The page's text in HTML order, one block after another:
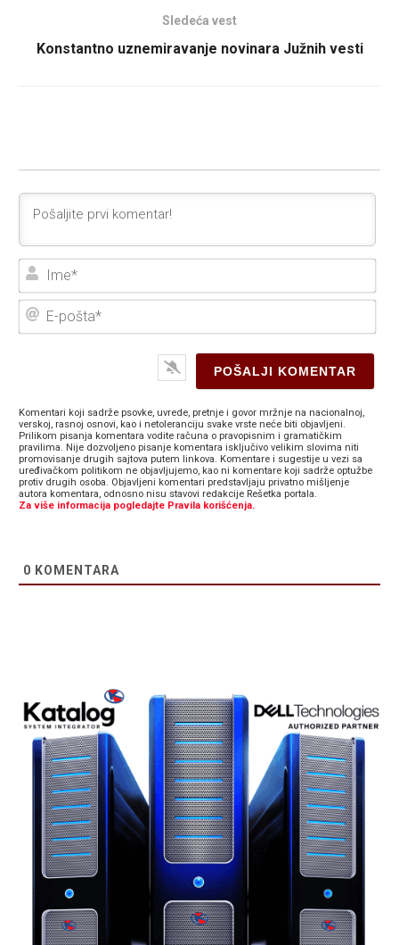
Sledeća vest
Konstantno uznemiravanje novinara Južnih vesti
E-
Komentari koji sadrže psovke, uvrede, pretnje i govor mržnje na nacionalnoj,
verskoj, rasnoj osnovi, kao i netoleranciju svake vrste neće biti objavljeni.
Prilikom pisanja komentara vodite računa o pravopisnim i gramatičkim
pravilima. Nije dozvoljeno pisanje komentara isključivo velikim slovima niti
promovisanje drugih sajtova putem linkova. Komentare i sugestije u vezi sa
uređivačkom politikom ne objavljujemo, kao ni komentare koji sadrže optužbe
protiv drugih osoba. Objavljeni komentari predstavljaju privatno mišljenje
autora komentara, odnosno nisu stavovi redakcije Rešetka portala.
Za više informacija pogledajte Pravila korišćenja.
0 KOMENTARA